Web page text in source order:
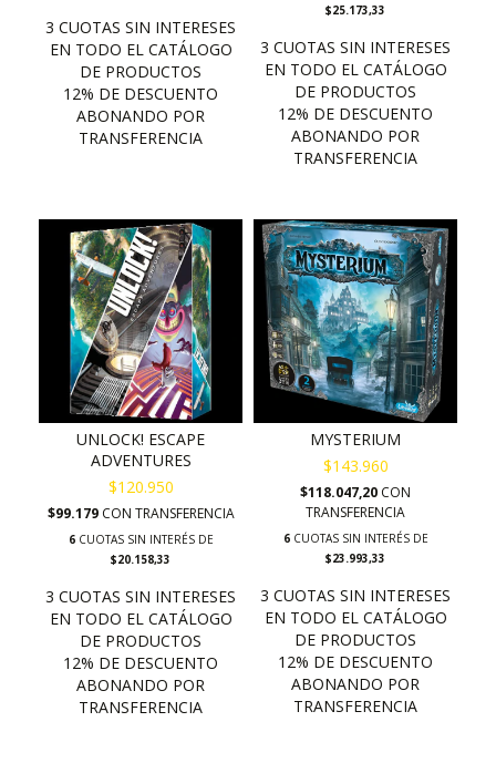
$25.173,33
UNLOCK! ESCAPE
ADVENTURES
$120.950
$99.179 CON TRANSFERENCIA
6CUOTAS SIN INTERÉS DE
$20.158,33
MYSTERIUM
$143.960
$118.047,20 CON
TRANSFERENCIA
6CUOTAS SIN INTERÉS DE
$23.993,33